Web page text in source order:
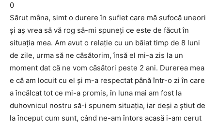
0
Sărut mâna, simt o durere în suflet care mă sufocă uneori
şi aş vrea să vă rog să-mi spuneţi ce este de făcut în
situaţia mea. Am avut o relaţie cu un băiat timp de 8 luni
de zile, urma să ne căsătorim, însă el mi-a zis la un
moment dat că ne vom căsători peste 2 ani. Durerea mea
e că am locuit cu el şi m-a respectat până într-o zi în care
a încălcat tot ce mi-a promis, în luna mai am fost la
duhovnicul nostru să-i spunem situaţia, iar deşi a ştiut de
la început cum sunt, când ne-am întors acasă i-am cerut